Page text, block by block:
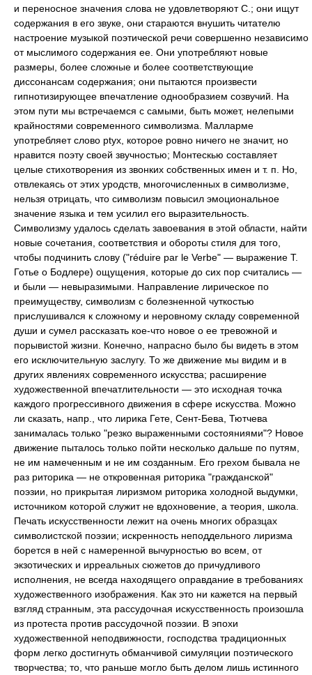
и переносное значения слова не удовлетворяют С.; они ищут
содержания в его звуке, они стараются внушить читателю
настроение музыкой поэтической речи совершенно независимо
от мыслимого содержания ее. Они употребляют новые
размеры, более сложные и более соответствующие
диссонансам содержания; они пытаются произвести
гипнотизирующее впечатление однообразием созвучий. На
этом пути мы встречаемся с самыми, быть может, нелепыми
крайностями современного символизма. Малларме
употребляет слово ptyx, которое ровно ничего не значит, но
нравится поэту своей звучностью; Монтескью составляет
целые стихотворения из звонких собственных имен и т. п. Но,
отвлекаясь от этих уродств, многочисленных в символизме,
нельзя отрицать, что символизм повысил эмоциональное
значение языка и тем усилил его выразительность.
Символизму удалось сделать завоевания в этой области, найти
новые сочетания, соответствия и обороты стиля для того,
чтобы подчинить слову ("réduire par le Verbe" — выражение Т.
Готье о Бодлере) ощущения, которые до сих пор считались —
и были — невыразимыми. Направление лирическое по
преимуществу, символизм с болезненной чуткостью
прислушивался к сложному и неровному складу современной
души и сумел рассказать кое-что новое о ее тревожной и
порывистой жизни. Конечно, напрасно было бы видеть в этом
его исключительную заслугу. То же движение мы видим и в
других явлениях современного искусства; расширение
художественной впечатлительности — это исходная точка
каждого прогрессивного движения в сфере искусства. Можно
ли сказать, напр., что лирика Гете, Сент-Бева, Тютчева
занималась только "резко выраженными состояниями"? Новое
движение пыталось только пойти несколько дальше по путям,
не им намеченным и не им созданным. Его грехом бывала не
раз риторика — не откровенная риторика "гражданской"
поэзии, но прикрытая лиризмом риторика холодной выдумки,
источником которой служит не вдохновение, а теория, школа.
Печать искусственности лежит на очень многих образцах
символистской поэзии; искренность неподдельного лиризма
борется в ней с намеренной вычурностью во всем, от
экзотических и ирреальных сюжетов до причудливого
исполнения, не всегда находящего оправдание в требованиях
художественного изображения. Как это ни кажется на первый
взгляд странным, эта рассудочная искусственность произошла
из протеста против рассудочной поэзии. В эпохи
художественной неподвижности, господства традиционных
форм легко достигнуть обманчивой симуляции поэтического
творчества; то, что раньше могло быть делом лишь истинного